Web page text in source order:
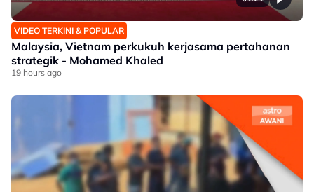
VIDEO TERKINI & POPULAR
Malaysia, Vietnam perkukuh kerjasama pertahanan
strategik - Mohamed Khaled
19 hours ago